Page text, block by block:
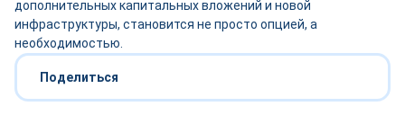
дополнительных капитальных вложений и новой
инфраструктуры, становится не просто опцией, а
необходимостью.
Поделиться